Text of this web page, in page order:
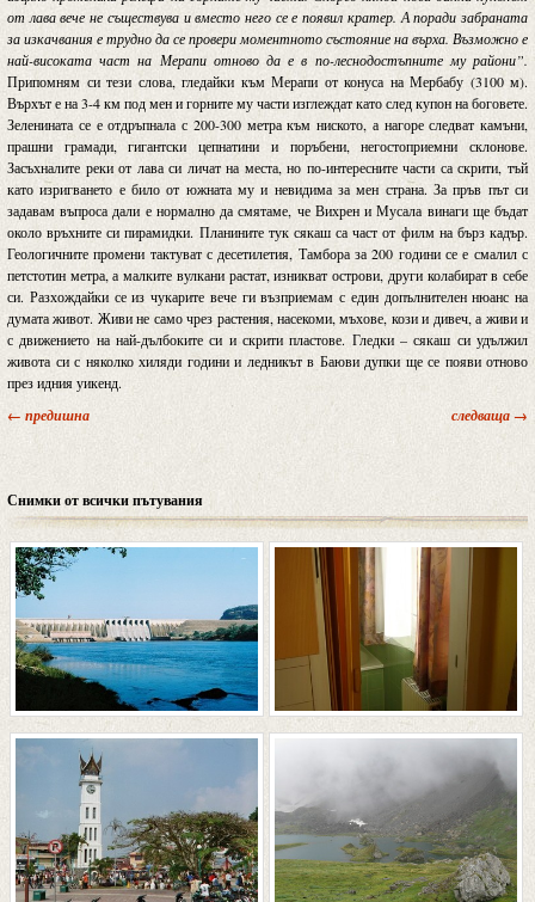
от лава вече не съществува и вместо него се е появил кратер. А поради забраната
за изкачвания е трудно да се провери моментното състояние на върха. Възможно е
най-високата част на Мерапи отново да е в по-леснодостъпните му райони”.
Припомням си тези слова, гледайки към Мерапи от конуса на Мербабу (3100 м).
Върхът е на 3-4 км под мен и горните му части изглеждат като след купон на боговете.
Зеленината се е отдръпнала с 200-300 метра към ниското, а нагоре следват камъни,
прашни грамади, гигантски цепнатини и поръбени, негостоприемни склонове.
Засъхналите реки от лава си личат на места, но по-интересните части са скрити, тъй
като изригването е било от южната му и невидима за мен страна. За пръв път си
задавам въпроса дали е нормално да смятаме, че Вихрен и Мусала винаги ще бъдат
около връхните си пирамидки. Планините тук сякаш са част от филм на бърз кадър.
Геологичните промени тактуват с десетилетия, Тамбора за 200 години се е смалил с
петстотин метра, а малките вулкани растат, изникват острови, други колабират в себе
си. Разхождайки се из чукарите вече ги възприемам с един допълнителен нюанс на
думата живот. Живи не само чрез растения, насекоми, мъхове, кози и дивеч, а живи и
с движението на най-дълбоките си и скрити пластове. Гледки – сякаш си удължил
живота си с няколко хиляди години и ледникът в Баюви дупки ще се появи отново
през идния уикенд.
← предишна следваща →
Снимки от всички пътувания